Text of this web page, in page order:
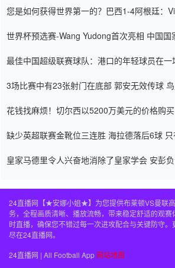
您是如何获得世界第一的？巴西1-4阿根廷：
世界杯预选赛-Wang Yudong首次亮相 中国国
最佳中国超级联赛球队：港口的年轻球员在一
3场比赛中有23张射门在底部 郭安无效传球
花钱找麻烦！切尔西以5200万美元的价格购
缺少英超联赛金靴位三连胜 海拉德落后6球 只
皇家马德里令人兴奋地消除了皇家学会 安彭负
24直播网【★安娜小姐★】为您提供布莱顿VS曼联
务，全程画质清晰、播放流畅，带来稳定舒适的观
时直播，确保您不错过每一次进攻配合与关键防守。
尽在24直播网。
24直播网 | All Football App 网站地图